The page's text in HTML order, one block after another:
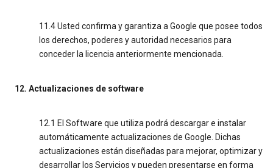
11.4 Usted confirma y garantiza a Google que posee todos
los derechos, poderes y autoridad necesarios para
conceder la licencia anteriormente mencionada.
12. Actualizaciones de software
12.1 El Software que utiliza podrá descargar e instalar
automáticamente actualizaciones de Google. Dichas
actualizaciones están diseñadas para mejorar, optimizar y
desarrollar los Servicios y pueden presentarse en forma